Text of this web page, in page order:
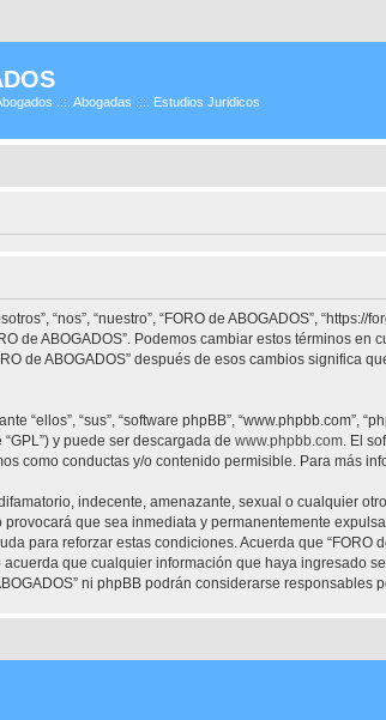
.::. Abogadas .::. Estudios Juridicos
“nos”, “nuestro”, “FORO de ABOGADOS”,
de ABOGADOS”. Podemos cambiar estos términos
de ABOGADOS” después de esos cambios significa
“ellos”, “sus”, “software phpBB”, “www.phpbb.com”,
y puede ser descargada de www.phpbb.com. El
como conductas y/o contenido permisible. Para más
indecente, amenazante, sexual o cualquier
que sea inmediata y permanentemente
para reforzar estas condiciones. Acuerda que “FORO
que cualquier información que haya ingresado
ni phpBB podrán considerarse